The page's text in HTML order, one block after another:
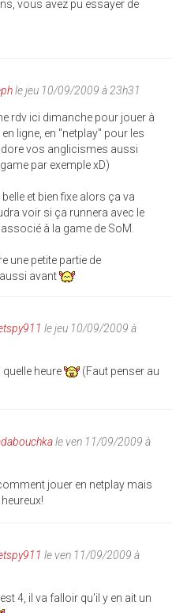
vous avez pu essayer de
le jeu 10/09/2009 à 23h31
rdv ici dimanche pour jouer à
ligne, en "netplay" pour les
vos anglicismes aussi
par exemple xD)
et bien fixe alors ça va
voir si ça runnera avec le
à la game de SoM.
une petite partie de
avant
le jeu 10/09/2009 à
heure
(Faut penser au
le ven 11/09/2009 à
jouer en netplay mais
le ven 11/09/2009 à
4, il va falloir qu'il y en ait un